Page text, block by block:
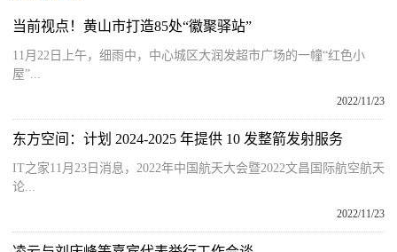
当前视点！黄山市打造85处“徽聚驿站”
11月22日上午，细雨中，中心城区大润发超市广场的一幢“红色小
屋”...
2022/11/23
东方空间：计划 2024-2025 年提供 10 发整箭发射服务
IT之家11月23日消息，2022年中国航天大会暨2022文昌国际航空航天
论...
2022/11/23